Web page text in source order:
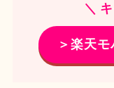
＼
＞楽天